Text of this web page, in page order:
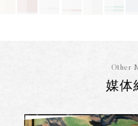
Other
媒体